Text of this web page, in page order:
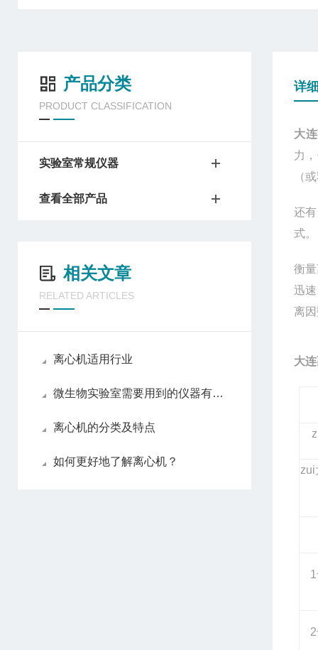
产品分类
PRODUCT CLASSIFICATION
实验室常规仪器
查看全部产品
相关文章
RELATED ARTICLES
离心机适用行业
微生物实验室需要用到的仪器有哪些
离心机的分类及特点
如何更好地了解离心机？
详
大
力
（
还
式。
衡
迅
离
大
zui
1
2